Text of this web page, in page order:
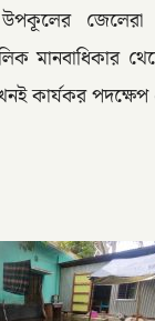
জেলেরা
মানবাধিকার
কার্যকর